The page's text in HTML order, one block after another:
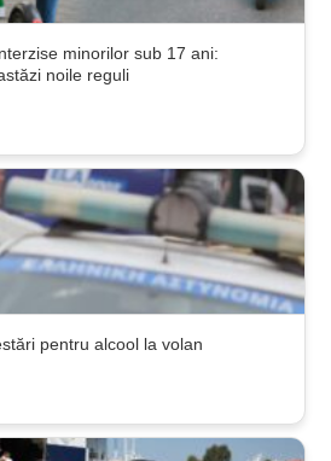
minorilor sub 17 ani:
noile reguli
pentru alcool la volan